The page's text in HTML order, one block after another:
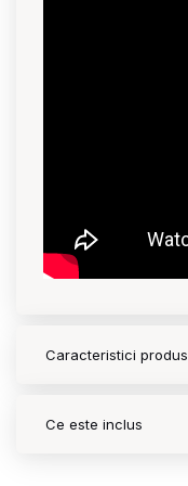
Caracteristici produs
Ce este inclus